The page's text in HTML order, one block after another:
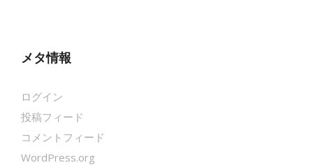
メタ情報
ログイン
投稿フィード
コメントフィード
WordPress.org